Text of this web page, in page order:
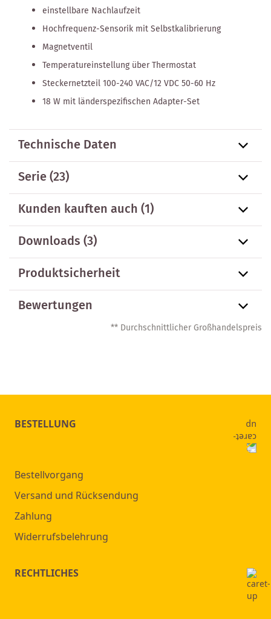
einstellbare Nachlaufzeit
Hochfrequenz-Sensorik mit Selbstkalibrierung
Magnetventil
Temperatureinstellung über Thermostat
Steckernetzteil 100-240 VAC/12 VDC 50-60 Hz
18 W mit länderspezifischen Adapter-Set
Technische Daten
Serie(23)
Kunden kauften auch(1)
Downloads (3)
Produktsicherheit
Bewertungen
** Durchschnittlicher Großhandelspreis
BESTELLUNG
Bestellvorgang
Versand und Rücksendung
Zahlung
Widerrufsbelehrung
RECHTLICHES